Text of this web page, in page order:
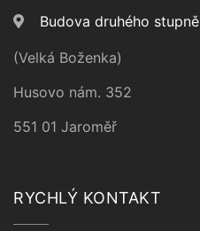
Budova druhého stupně
(Velká Boženka)
Husovo nám. 352
551 01 Jaroměř
RYCHLÝ KONTAKT